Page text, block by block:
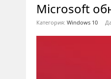
Microsoft
Категория: Windows 10